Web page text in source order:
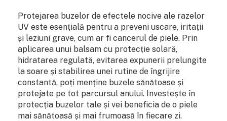
Protejarea buzelor de efectele nocive ale razelor
UV este esențială pentru a preveni uscare, iritații
și leziuni grave, cum ar fi cancerul de piele. Prin
aplicarea unui balsam cu protecție solară,
hidratarea regulată, evitarea expunerii prelungite
la soare și stabilirea unei rutine de îngrijire
constantă, poți menține buzele sănătoase și
protejate pe tot parcursul anului. Investește în
protecția buzelor tale și vei beneficia de o piele
mai sănătoasă și mai frumoasă în fiecare zi.